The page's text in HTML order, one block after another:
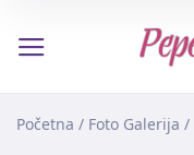
Početna / Foto Galerija /